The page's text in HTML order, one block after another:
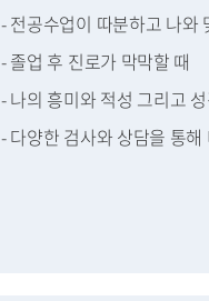
- 전공수업이 따분하고 나와
- 졸업 후 진로가 막막할 때
- 나의 흥미와 적성 그리고
- 다양한 검사와 상담을 통